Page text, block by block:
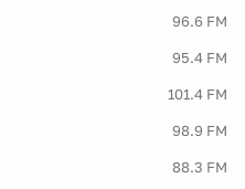
96.6 FM
95.4 FM
101.4 FM
98.9 FM
88.3 FM